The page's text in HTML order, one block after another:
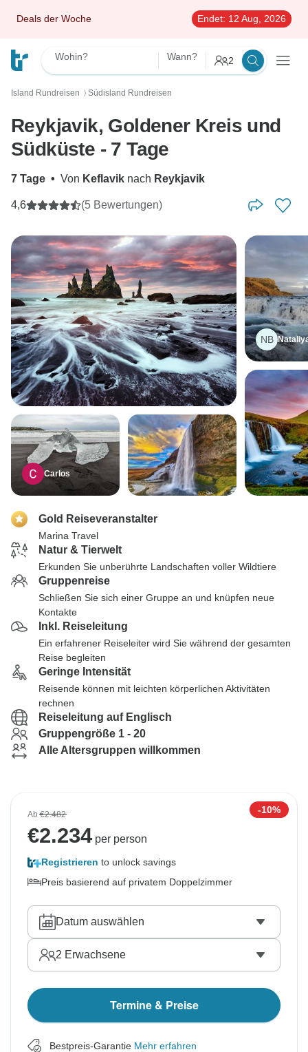
Deals der Woche Endet: 12 Aug, 2026
Wohin? Wann? 2
Island Rundreisen 〉 Südisland Rundreisen
Reykjavik, Goldener Kreis und
Südküste - 7 Tage
7 Tage • Von Keflavik nach Reykjavik
4,6 (5 Bewertungen)
Carlos
NB
Gold Reiseveranstalter
Marina Travel
Natur & Tierwelt
Erkunden Sie unberührte Landschaften voller Wildtiere
Gruppenreise
Schließen Sie sich einer Gruppe an und knüpfen neue
Kontakte
Inkl. Reiseleitung
Ein erfahrener Reiseleiter wird Sie während der gesamten
Reise begleiten
Geringe Intensität
Reisende können mit leichten körperlichen Aktivitäten
rechnen
Reiseleitung auf Englisch
Gruppengröße 1 - 20
Alle Altersgruppen willkommen
Ab€2.482 -10%
€2.234 per person
Registrieren to unlock savings
Preis basierend auf privatem Doppelzimmer
Datum auswählen
2 Erwachsene
Termine & Preise
Bestpreis-Garantie Mehr erfahren